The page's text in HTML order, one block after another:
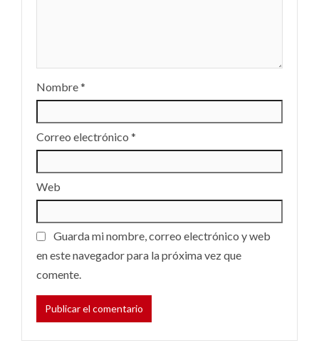
Nombre*
Correo electrónico *
Web
Guarda mi nombre, correo electrónico y web
en este navegador para la próxima vez que
comente.